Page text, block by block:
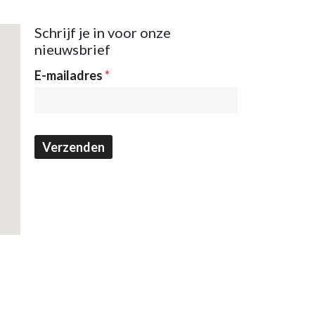
Schrijf je in voor onze
nieuwsbrief
Nieuwsbrief
E-mailadres*
Verzenden